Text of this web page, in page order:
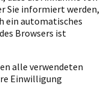
Sie informiert werden,
ein automatisches
Browsers ist
alle verwendeten
Einwilligung